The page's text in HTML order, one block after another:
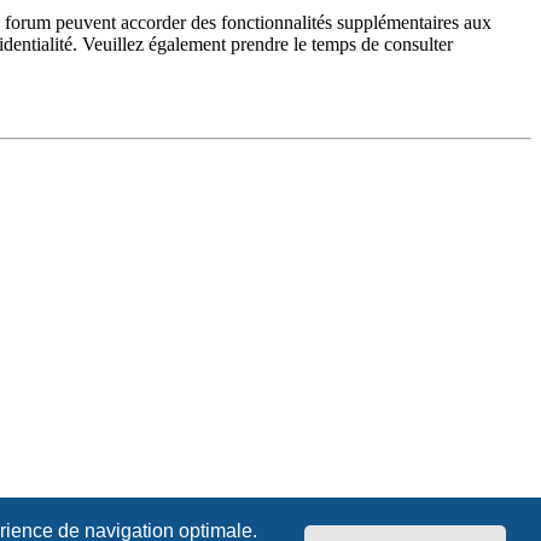
de navigation optimale.
peuvent accorder des fonctionnalités supplémentaires aux
Veuillez également prendre le temps de consulter